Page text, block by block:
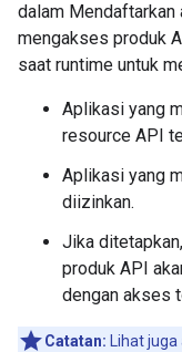
dalam
mengakses produk
saat runtime untuk
Aplikasi yang
resource API
Aplikasi yang
diizinkan.
Jika
produk API
dengan akses
Catatan: Lihat